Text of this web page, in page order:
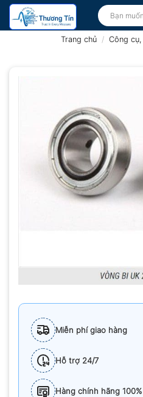
Bỏ
qua
Tìm
kiếm:
Trang chủ / Công
Miễn phí giao hàng
Hỗ trợ 24/7
Hàng chính hãng 100%